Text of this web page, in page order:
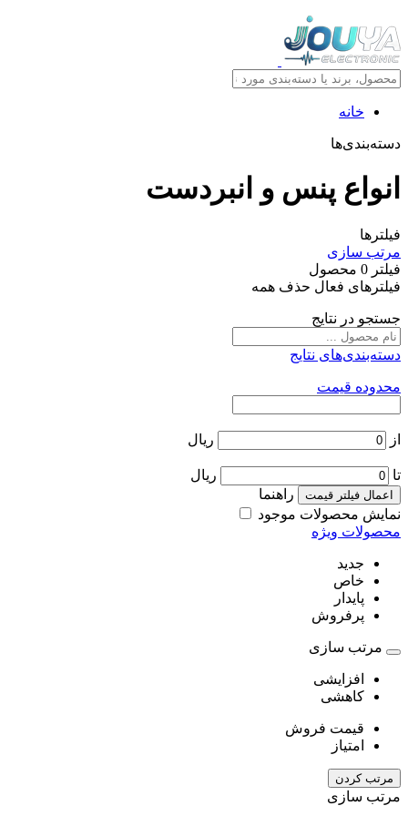
خانه
دسته‌بندی‌ها
انواع پنس و انبردست
فیلترها
مرتب سازی
فیلتر 0 محصول
فیلترهای فعال حذف همه
جستجو در نتایج
دسته‌بندی‌های نتایج
محدوده قیمت
از ریال
تا ریال
اعمال فیلتر قیمت
راهنما
نمایش محصولات موجود
محصولات ویژه
جدید
خاص
پایدار
پرفروش
مرتب سازی
افزایشی
کاهشی
قیمت فروش
امتیاز
مرتب کردن
مرتب سازی